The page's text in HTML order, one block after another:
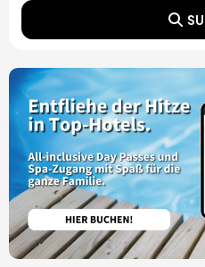
Alicante, Spanien
Sevilla, Spanien
Pontevedra, Spanien
Lissabon, Portugal
Menorca, Spanien
Girona, Spanien
Gran Canaria, Spanien
Rom, Italien
Valencia, Spanien
Granada, Spanien
Oporto, Portugal
Punta Cana, Dominikanische
Caceres, Spanien
Asturien, Spanien